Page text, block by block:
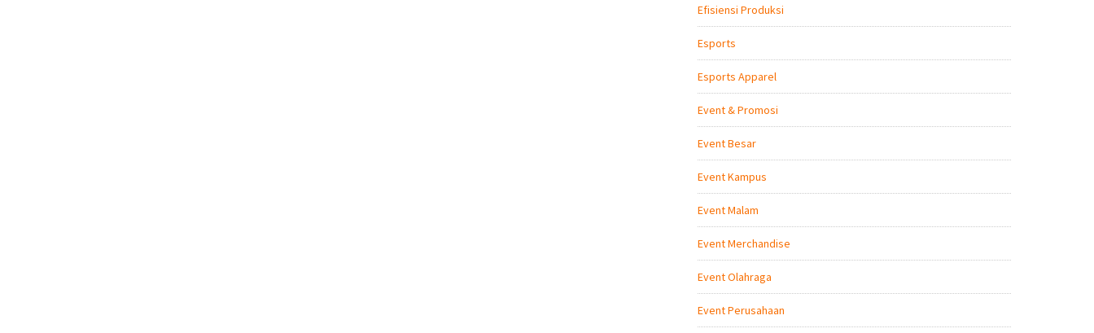
Efisiensi Produksi
Esports
Esports Apparel
Event & Promosi
Event Besar
Event Kampus
Event Malam
Event Merchandise
Event Olahraga
Event Perusahaan